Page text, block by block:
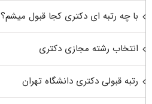
با چه رتبه ای دکتری کجا قبول میشم؟
انتخاب رشته مجازی دکتری
رتبه قبولی دکتری دانشگاه تهران